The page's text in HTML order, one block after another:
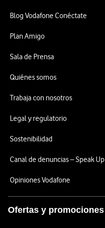
Blog Vodafone Conéctate
Plan Amigo
Sala de Prensa
Quiénes somos
Trabaja con nosotros
Legal y regulatorio
Sostenibilidad
Canal de denuncias – Speak Up
Opiniones Vodafone
Ofertas y promociones